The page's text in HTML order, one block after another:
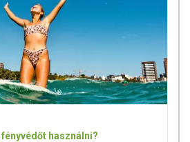
a használatát! Gyermekektől elzárva
használni?